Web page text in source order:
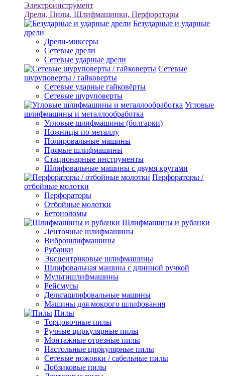
Электроинструмент
Дрели, Пилы, Шлифмашинки, Перфораторы
Безударные и ударные
дрели
Дрели-миксеры
Сетевые дрели
Сетевые ударные дрели
Сетевые
шуруповерты / гайковерты
Сетевые ударные гайковёрты
Сетевые шуруповерты
Угловые
шлифмашины и металлообработка
Угловые шлифмашины (болгарки)
Ножницы по металлу
Полировальные машины
Прямые шлифмашины
Стационарные инструменты
Шлифовальные машины с двумя кругами
Перфораторы /
отбойные молотки
Перфораторы
Отбойные молотки
Бетоноломы
Шлифмашины и рубанки
Ленточные шлифмашины
Виброшлифмашины
Рубанки
Эксцентриковые шлифмашины
Шлифовальная машина с длинной ручкой
Мультишлифмашины
Рейсмусы
Дельташлифовальные машины
Машины для мокрого шлифования
Пилы
Торцовочные пилы
Ручные циркулярные пилы
Монтажные отрезные пилы
Настольные циркулярные пилы
Сетевые ножовки / сабельные пилы
Лобзиковые пилы